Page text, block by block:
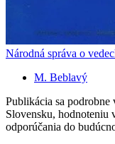
Národná správa o
M. Beblavý
Publikácia sa
Slovensku, hodnoteniu
odporúčania do